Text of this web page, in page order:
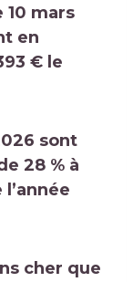
10 mars
en
€ le
sont
28 % à
cher que